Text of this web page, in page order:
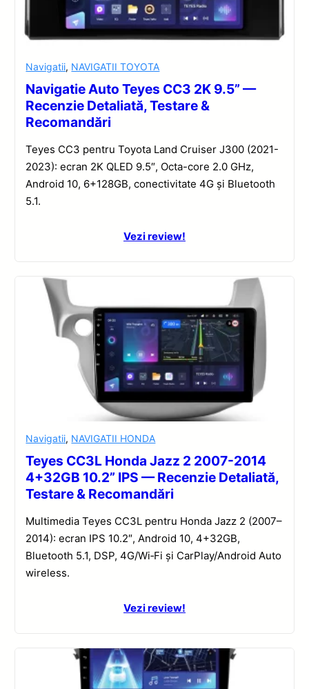
Navigatii, NAVIGATII TOYOTA
Navigatie Auto Teyes CC3 2K 9.5” —
Recenzie Detaliată, Testare &
Recomandări
Teyes CC3 pentru Toyota Land Cruiser J300 (2021-
2023): ecran 2K QLED 9.5″, Octa-core 2.0 GHz,
Android 10, 6+128GB, conectivitate 4G și Bluetooth
5.1.
Vezi review!
Navigatii, NAVIGATII HONDA
Teyes CC3L Honda Jazz 2 2007-2014
4+32GB 10.2” IPS — Recenzie Detaliată,
Testare & Recomandări
Multimedia Teyes CC3L pentru Honda Jazz 2 (2007–
2014): ecran IPS 10.2″, Android 10, 4+32GB,
Bluetooth 5.1, DSP, 4G/Wi‑Fi și CarPlay/Android Auto
wireless.
Vezi review!